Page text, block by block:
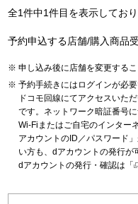
全1件中1件目を表示してお
予約申込する店舗/購入商品
申し込み後に店舗を変更するこ
予約手続きにはログインが必要
ドコモ回線にてアクセスいた
です。ネットワーク暗証番号
Wi-Fiまたはご自宅のインター
アカウントのID／パスワード
い方も、dアカウントの発行が
dアカウントの発行・確認は「